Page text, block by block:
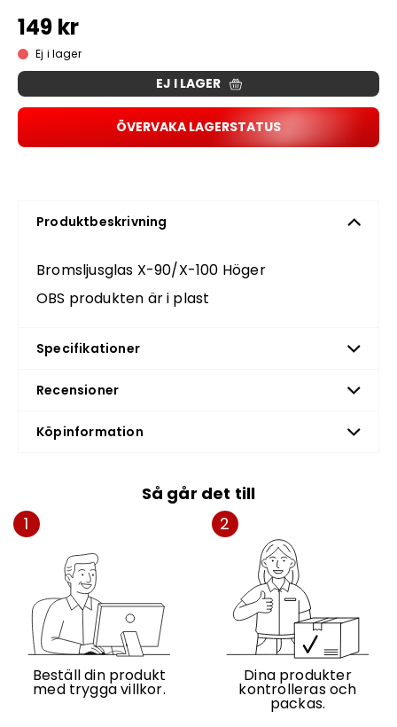
149 kr
Ej i lager
EJ I LAGER
ÖVERVAKA LAGERSTATUS
Produktbeskrivning
Bromsljusglas X-90/X-100 Höger
OBS produkten är i plast
Specifikationer
Recensioner
Köpinformation
Så går det till
1
Beställ din produkt
med trygga villkor.
2
Dina produkter
kontrolleras och
packas.